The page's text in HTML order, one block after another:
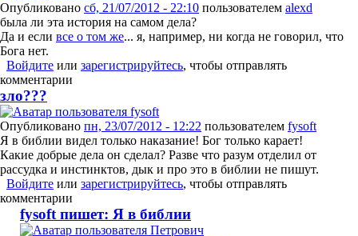
Опубликовано сб, 21/07/2012 - 22:10 пользователем alexd
была ли эта история на самом дела?
Да и если все о том же... я, например, ни когда не говорил, что
Бога нет.
Войдите или зарегистрируйтесь, чтобы отправлять
комментарии
зло???
Опубликовано пн, 23/07/2012 - 12:22 пользователем fysoft
Я в библии видел только наказание! Бог только карает!
Какие добрые дела он сделал? Разве что разум отделил от
рассудка и инстинктов, дык и про это в библии не пишут.
Войдите или зарегистрируйтесь, чтобы отправлять
комментарии
fysoft пишет: Я в библии